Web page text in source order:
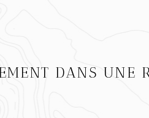
DANS UNE